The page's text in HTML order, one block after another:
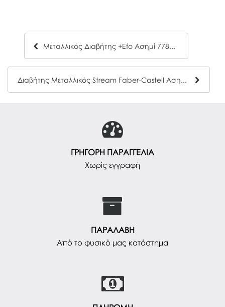
Μεταλλικός Διαβήτης +Efo Ασημί 778300
Διαβήτης Μεταλλικός Stream Faber-Castell Ασημί 17 44 00
ΓΡΗΓΟΡΗ ΠΑΡΑΓΓΕΛΙΑ
Χωρίς εγγραφή
ΠΑΡΑΛΑΒΗ
Από το φυσικό μας κατάστημα